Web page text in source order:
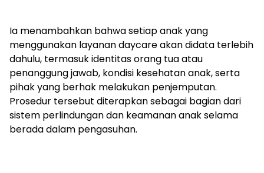
Ia menambahkan bahwa setiap anak yang
menggunakan layanan daycare akan didata terlebih
dahulu, termasuk identitas orang tua atau
penanggung jawab, kondisi kesehatan anak, serta
pihak yang berhak melakukan penjemputan.
Prosedur tersebut diterapkan sebagai bagian dari
sistem perlindungan dan keamanan anak selama
berada dalam pengasuhan.